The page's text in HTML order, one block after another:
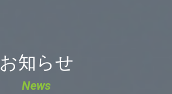
お知らせ
News